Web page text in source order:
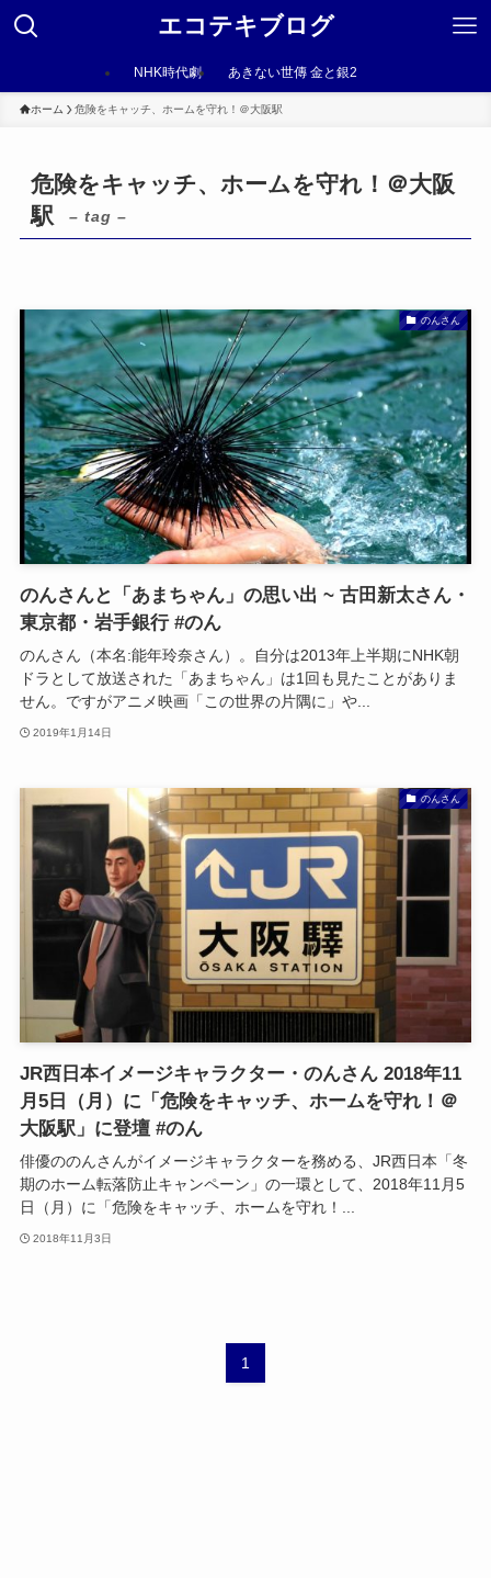
エコテキブログ
NHK時代劇 あきない世傳 金と銀2
ホーム 危険をキャッチ、ホームを守れ！＠大阪駅
危険をキャッチ、ホームを守れ！＠大阪
駅
– tag –
のんさん
のんさんと「あまちゃん」の思い出 ~ 古田新太さん・
東京都・岩手銀行 #のん
のんさん（本名:能年玲奈さん）。自分は2013年上半期にNHK朝
ドラとして放送された「あまちゃん」は1回も見たことがありま
せん。ですがアニメ映画「この世界の片隅に」や...
2019年1月14日
のんさん
JR西日本イメージキャラクター・のんさん 2018年11
月5日（月）に「危険をキャッチ、ホームを守れ！＠
大阪駅」に登壇 #のん
俳優ののんさんがイメージキャラクターを務める、JR西日本「冬
期のホーム転落防止キャンペーン」の一環として、2018年11月5
日（月）に「危険をキャッチ、ホームを守れ！...
2018年11月3日
1